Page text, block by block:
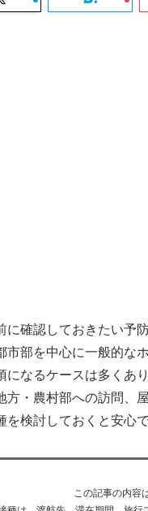
確認しておきたい予
部を中心に一般的な
なるケースは多くあり
方・農村部への訪問、
検討しておくと安心で
この記事の内容